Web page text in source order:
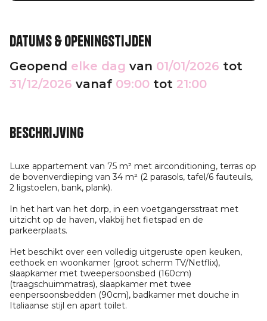
Datums & openingstijden
Geopend elke dag van 01/01/2026 tot
31/12/2026 vanaf 09:00 tot 21:00
Beschrijving
Luxe appartement van 75 m² met airconditioning, terras op
de bovenverdieping van 34 m² (2 parasols, tafel/6 fauteuils,
2 ligstoelen, bank, plank).
In het hart van het dorp, in een voetgangersstraat met
uitzicht op de haven, vlakbij het fietspad en de
parkeerplaats.
Het beschikt over een volledig uitgeruste open keuken,
eethoek en woonkamer (groot scherm TV/Netflix),
slaapkamer met tweepersoonsbed (160cm)
(traagschuimmatras), slaapkamer met twee
eenpersoonsbedden (90cm), badkamer met douche in
Italiaanse stijl en apart toilet.